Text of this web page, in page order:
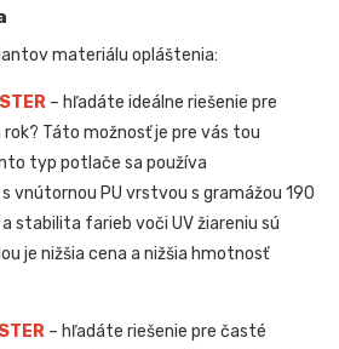
materiálu opláštenia:
– hľadáte ideálne riešenie pre
Táto možnosť je pre vás tou
typ potlače sa používa
s vnútornou PU vrstvou s gramážou 190
stabilita farieb voči UV žiareniu sú
je nižšia cena a nižšia hmotnosť
– hľadáte riešenie pre časté